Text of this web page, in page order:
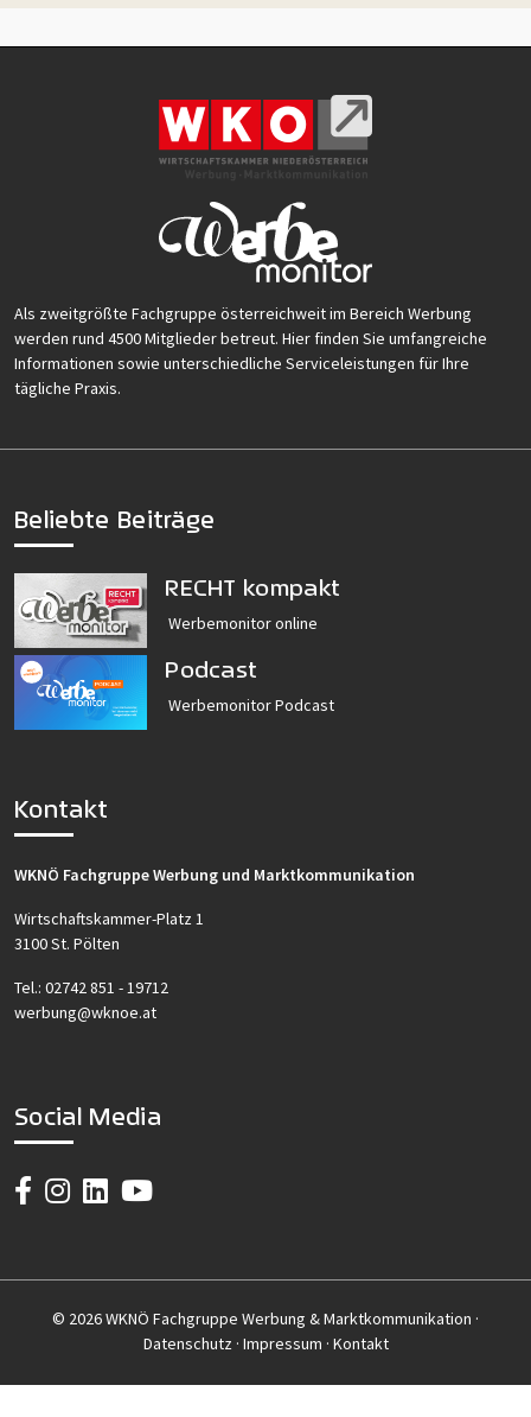
Als zweitgrößte Fachgruppe österreichweit im Bereich Werbung
werden rund 4500 Mitglieder betreut. Hier finden Sie umfangreiche
Informationen sowie unterschiedliche Serviceleistungen für Ihre
tägliche Praxis.
Beliebte Beiträge
RECHT kompakt
Werbemonitor online
Podcast
Werbemonitor Podcast
Kontakt
WKNÖ Fachgruppe Werbung und Marktkommunikation
Wirtschaftskammer-Platz 1
3100 St. Pölten
Tel.: 02742 851 - 19712
werbung@wknoe.at
Social Media
© 2026 WKNÖ Fachgruppe Werbung & Marktkommunikation ·
Datenschutz· Impressum · Kontakt